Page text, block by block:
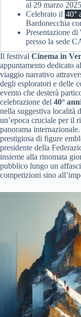
al 29 marzo
Celebrato il 40°
Bardonecchia
Presentazione
presso la sede
Il festival Cinema in
appuntamento dedicato
viaggio narrativo
degli esploratori e delle
evento che desterà
celebrazione del 40°
nella suggestiva località
un’epoca cruciale per il
panorama
prestigiosa di figure
presidente della
insieme alla rinomata
pubblico lungo un
competizioni sino